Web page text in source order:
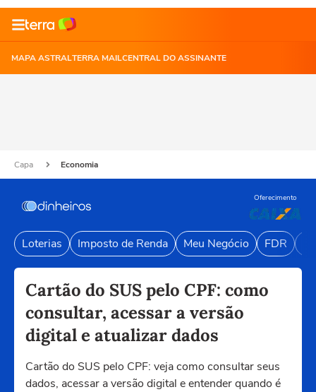
MAPA ASTRALTERRA MAILCENTRAL DO ASSINANTE
Capa Economia
Oferecimento
Loterias Imposto de Renda Meu Negócio FDR
Cartão do SUS pelo CPF: como
consultar, acessar a versão
digital e atualizar dados
Cartão do SUS pelo CPF: veja como consultar seus
dados, acessar a versão digital e entender quando é